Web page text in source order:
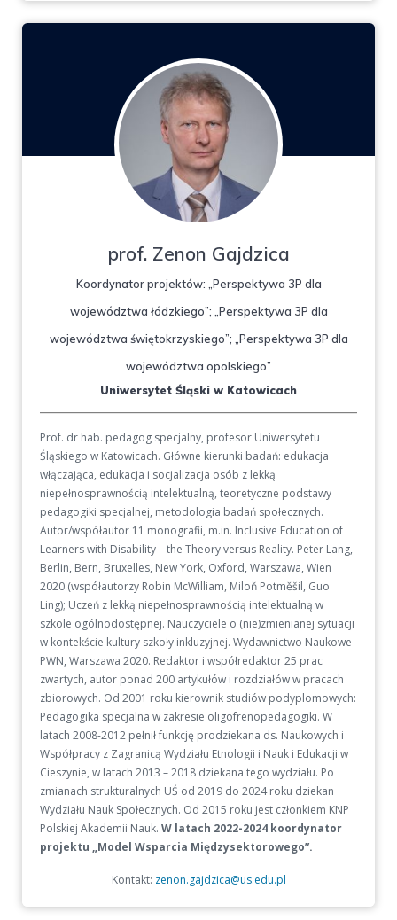
prof. Zenon Gajdzica
Koordynator projektów: „Perspektywa 3P dla
województwa łódzkiego”; „Perspektywa 3P dla
województwa świętokrzyskiego”; „Perspektywa 3P dla
województwa opolskiego”
Uniwersytet Śląski w Katowicach
Prof. dr hab. pedagog specjalny, profesor Uniwersytetu
Śląskiego w Katowicach. Główne kierunki badań: edukacja
włączająca, edukacja i socjalizacja osób z lekką
niepełnosprawnością intelektualną, teoretyczne podstawy
pedagogiki specjalnej, metodologia badań społecznych.
Autor/współautor 11 monografii, m.in. Inclusive Education of
Learners with Disability – the Theory versus Reality. Peter Lang,
Berlin, Bern, Bruxelles, New York, Oxford, Warszawa, Wien
2020 (współautorzy Robin McWilliam, Miloň Potměšil, Guo
Ling); Uczeń z lekką niepełnosprawnością intelektualną w
szkole ogólnodostępnej. Nauczyciele o (nie)zmienianej sytuacji
w kontekście kultury szkoły inkluzyjnej. Wydawnictwo Naukowe
PWN, Warszawa 2020. Redaktor i współredaktor 25 prac
zwartych, autor ponad 200 artykułów i rozdziałów w pracach
zbiorowych. Od 2001 roku kierownik studiów podyplomowych:
Pedagogika specjalna w zakresie oligofrenopedagogiki. W
latach 2008-2012 pełnił funkcję prodziekana ds. Naukowych i
Współpracy z Zagranicą Wydziału Etnologii i Nauk i Edukacji w
Cieszynie, w latach 2013 – 2018 dziekana tego wydziału. Po
zmianach strukturalnych UŚ od 2019 do 2024 roku dziekan
Wydziału Nauk Społecznych. Od 2015 roku jest członkiem KNP
Polskiej Akademii Nauk. W latach 2022-2024 koordynator
projektu „Model Wsparcia Międzysektorowego”.
Kontakt: zenon.gajdzica@us.edu.pl